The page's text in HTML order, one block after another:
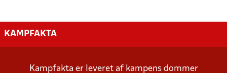
KAMPFAKTA
Kampfakta er leveret af kampens dommer